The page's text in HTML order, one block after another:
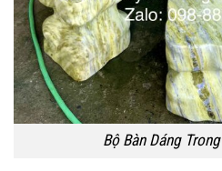
Bộ Bàn Dáng